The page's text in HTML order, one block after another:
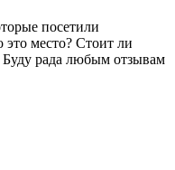
посетили
место? Стоит ли
Буду рада любым отзывам